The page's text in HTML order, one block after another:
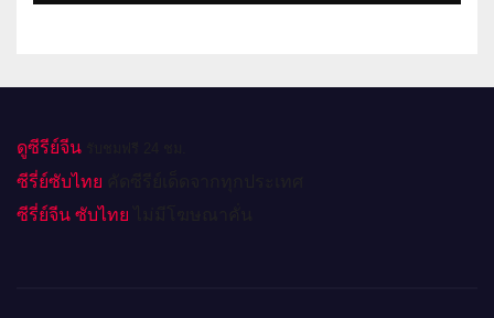
ดูซีรีย์จีน
ซีรี่ย์ซับไทย
ซีรี่ย์จีน ซับไทย